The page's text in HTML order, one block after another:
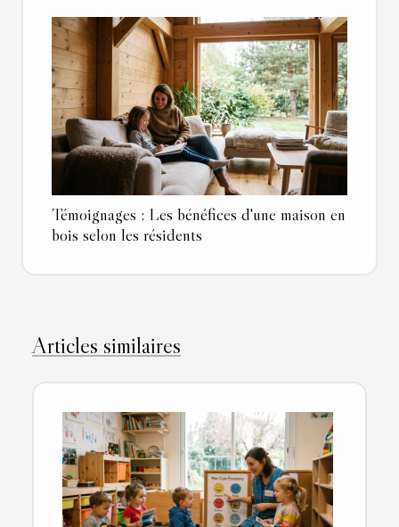
Témoignages : Les bénéfices d'une maison en
bois selon les résidents
Articles similaires